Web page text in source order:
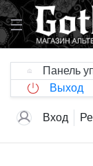
Панель
Выход
Вход